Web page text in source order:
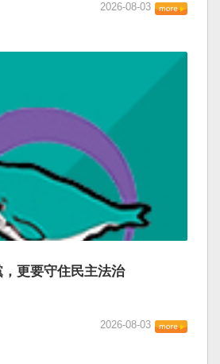
2026-08-03
更要守住民主法治
2026-08-03